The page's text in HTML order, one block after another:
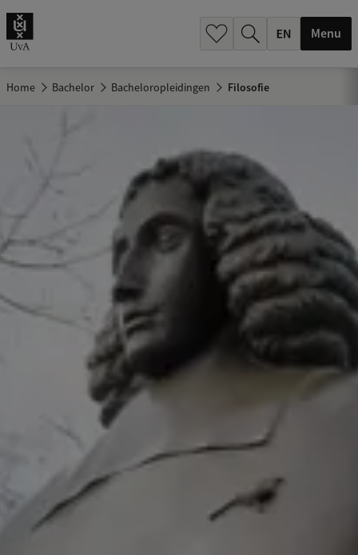
Menu
Home Bachelor Bacheloropleidingen Filosofie